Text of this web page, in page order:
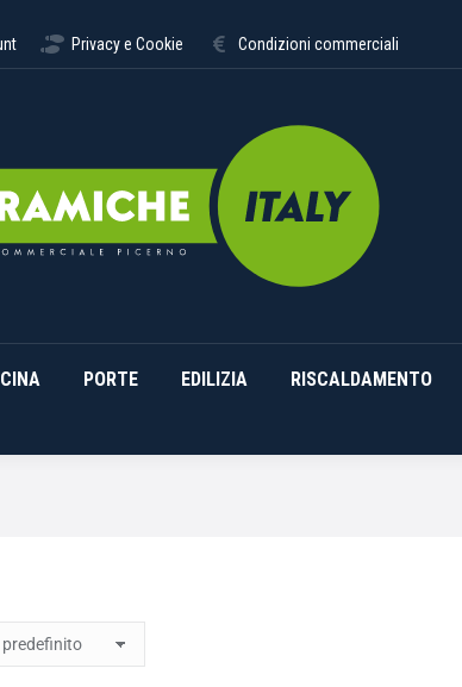
Privacy e Cookie Condizioni commerciali
PORTE EDILIZIA RISCALDAMENTO
ARREDO BAGNO CUCINA PORTE EDILIZIA